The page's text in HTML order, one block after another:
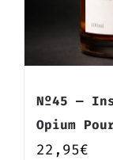
Nº45 —
Opium
22,95€